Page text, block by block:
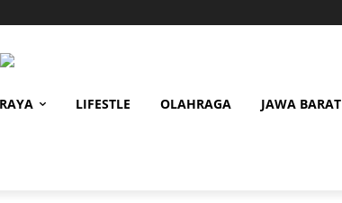
LIFESTLE OLAHRAGA JAWA BARAT